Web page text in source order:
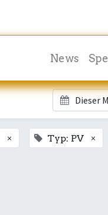
News
Dieser
× Typ: PV ×